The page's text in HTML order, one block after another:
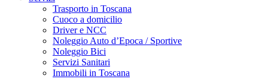
Trasporto in Toscana
Cuoco a domicilio
Driver e NCC
Noleggio Auto d’Epoca / Sportive
Noleggio Bici
Servizi Sanitari
Immobili in Toscana